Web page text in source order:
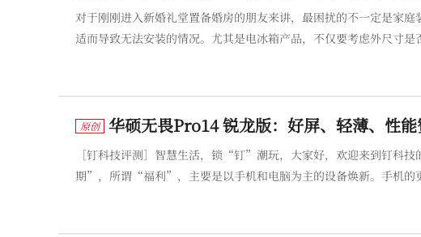
对于刚刚进入新婚礼堂置备婚房的朋友来讲，最困扰的不一定是家
适而导致无法安装的情况。尤其是电冰箱产品，不仅要考虑外尺寸
原创 华硕无畏Pro14 锐龙版：好屏、轻薄、性
［钉科技评测］智慧生活，锁“钉”潮玩，大家好，欢迎来到钉科
期”，所谓“福利”，主要是以手机和电脑为主的设备焕新。手机的